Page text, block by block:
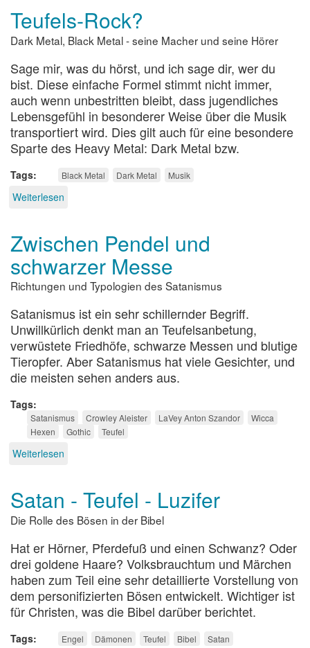
gefährlich
Teufels-Rock?
Dark Metal, Black Metal - seine Macher und seine Hörer
Sage mir, was du hörst, und ich sage dir, wer du
bist. Diese einfache Formel stimmt nicht immer,
auch wenn unbestritten bleibt, dass jugendliches
Lebensgefühl in besonderer Weise über die Musik
transportiert wird. Dies gilt auch für eine besondere
Sparte des Heavy Metal: Dark Metal bzw.
Tags Black Metal Dark Metal Musik
Weiterlesen
Zwischen Pendel und
schwarzer Messe
Richtungen und Typologien des Satanismus
Satanismus ist ein sehr schillernder Begriff.
Unwillkürlich denkt man an Teufelsanbetung,
verwüstete Friedhöfe, schwarze Messen und blutige
Tieropfer. Aber Satanismus hat viele Gesichter, und
die meisten sehen anders aus.
Tags
Satanismus Crowley Aleister LaVey Anton Szandor
Wicca
Hexen
Gothic Teufel
Weiterlesen
schwarzer
Messe
Satan - Teufel - Luzifer
Die Rolle des Bösen in der Bibel
Hat er Hörner, Pferdefuß und einen Schwanz? Oder
drei goldene Haare? Volksbrauchtum und Märchen
haben zum Teil eine sehr detaillierte Vorstellung von
dem personifizierten Bösen entwickelt. Wichtiger ist
für Christen, was die Bibel darüber berichtet.
Tags Engel Dämonen Teufel Bibel Satan